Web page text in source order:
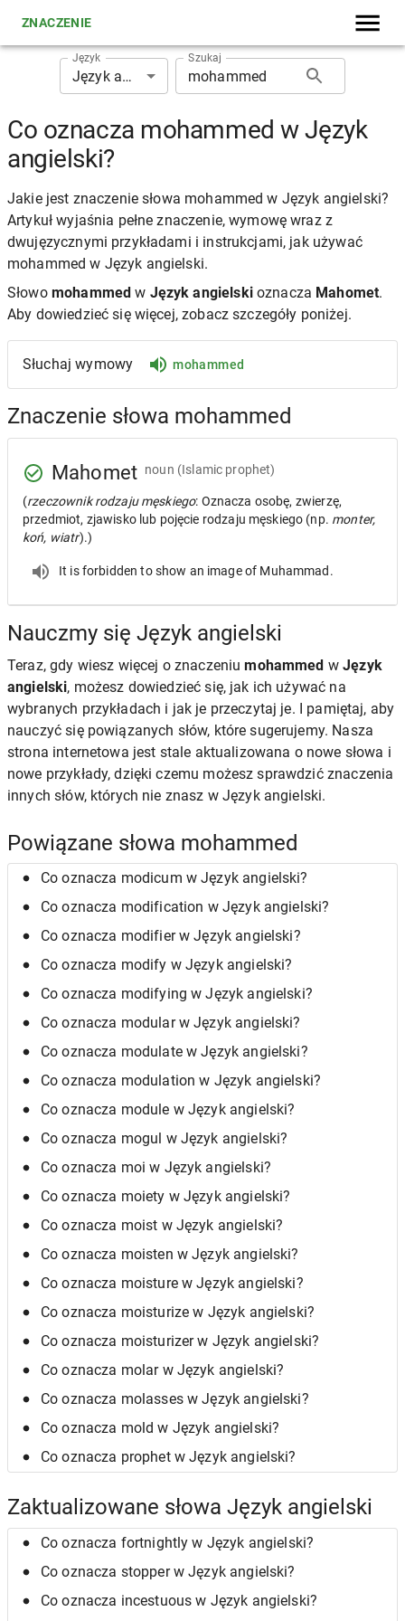
ZNACZENIE
Język
Język angielski
Szukaj
Co oznacza mohammed w Język
angielski?
Jakie jest znaczenie słowa mohammed w Język angielski?
Artykuł wyjaśnia pełne znaczenie, wymowę wraz z
dwujęzycznymi przykładami i instrukcjami, jak używać
mohammed w Język angielski.
Słowo mohammed w Język angielskioznacza Mahomet.
Aby dowiedzieć się więcej, zobacz szczegóły poniżej.
Słuchaj wymowy mohammed
Znaczenie słowa mohammed
Mahomet noun (Islamic prophet)
(rzeczownik rodzaju męskiego: Oznacza osobę, zwierzę,
przedmiot, zjawisko lub pojęcie rodzaju męskiego (np. monter,
koń, wiatr).)
It is forbidden to show an image of Muhammad.
Nauczmy się Język angielski
Teraz, gdy wiesz więcej o znaczeniumohammed wJęzyk
angielski, możesz dowiedzieć się, jak ich używać na
wybranych przykładach i jak je przeczytaj je. I pamiętaj, aby
nauczyć się powiązanych słów, które sugerujemy. Nasza
strona internetowa jest stale aktualizowana o nowe słowa i
nowe przykłady, dzięki czemu możesz sprawdzić znaczenia
innych słów, których nie znasz w Język angielski.
Powiązane słowa mohammed
Co oznacza modicum w Język angielski?
Co oznacza modification w Język angielski?
Co oznacza modifier w Język angielski?
Co oznacza modify w Język angielski?
Co oznacza modifying w Język angielski?
Co oznacza modular w Język angielski?
Co oznacza modulate w Język angielski?
Co oznacza modulation w Język angielski?
Co oznacza module w Język angielski?
Co oznacza mogul w Język angielski?
Co oznacza moi w Język angielski?
Co oznacza moiety w Język angielski?
Co oznacza moist w Język angielski?
Co oznacza moisten w Język angielski?
Co oznacza moisture w Język angielski?
Co oznacza moisturize w Język angielski?
Co oznacza moisturizer w Język angielski?
Co oznacza molar w Język angielski?
Co oznacza molasses w Język angielski?
Co oznacza mold w Język angielski?
Co oznacza prophet w Język angielski?
Zaktualizowane słowa Język angielski
Co oznacza fortnightly w Język angielski?
Co oznacza stopper w Język angielski?
Co oznacza incestuous w Język angielski?